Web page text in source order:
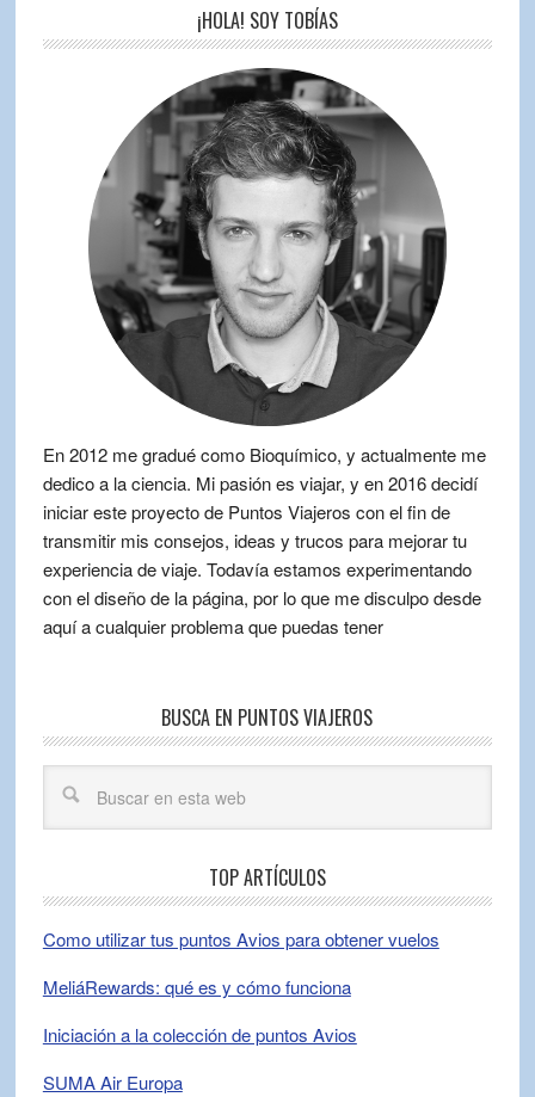
¡HOLA! SOY TOBÍAS
En 2012 me gradué como Bioquímico, y actualmente me
dedico a la ciencia. Mi pasión es viajar, y en 2016 decidí
iniciar este proyecto de Puntos Viajeros con el fin de
transmitir mis consejos, ideas y trucos para mejorar tu
experiencia de viaje. Todavía estamos experimentando
con el diseño de la página, por lo que me disculpo desde
aquí a cualquier problema que puedas tener
BUSCA EN PUNTOS VIAJEROS
TOP ARTÍCULOS
Como utilizar tus puntos Avios para obtener vuelos
MeliáRewards: qué es y cómo funciona
Iniciación a la colección de puntos Avios
SUMA Air Europa